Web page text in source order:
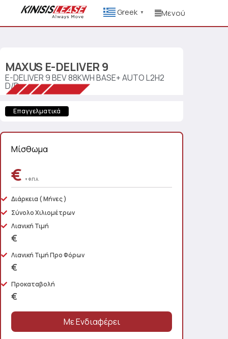
Greek ▼ Μενού
MAXUS E-DELIVER 9
E-DELIVER 9 BEV 88KWH BASE+ AUTO L2H2
D/D
Επαγγελματικά
Μίσθωμα
€ + Φ.Π.Α.
Διάρκεια ( Μήνες )
Σύνολο Χιλιομέτρων
Λιανική Τιμή
€
Λιανική Τιμή Προ Φόρων
€
Προκαταβολή
€